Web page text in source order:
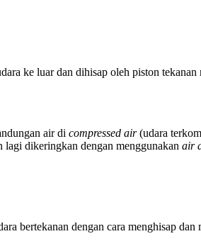
ke luar dan dihisap oleh piston tekanan
air di compressed air(udara
lagi dikeringkan dengan menggunakan air
bertekanan dengan cara menghisap